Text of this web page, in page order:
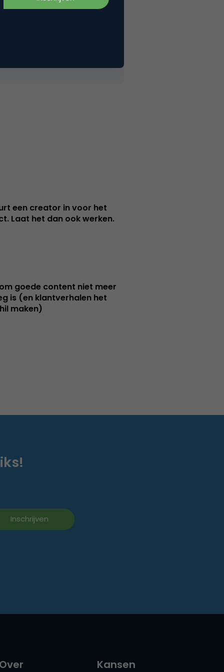
een creator in voor het
Laat het dan ook werken.
goede content niet meer
is (en klantverhalen het
maken)
Kansen